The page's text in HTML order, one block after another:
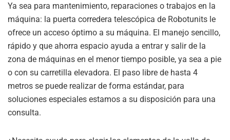
Ya sea para mantenimiento, reparaciones o trabajos en la
máquina: la puerta corredera telescópica de Robotunits le
ofrece un acceso óptimo a su máquina. El manejo sencillo,
rápido y que ahorra espacio ayuda a entrar y salir de la
zona de máquinas en el menor tiempo posible, ya sea a pie
o con su carretilla elevadora. El paso libre de hasta 4
metros se puede realizar de forma estándar, para
soluciones especiales estamos a su disposición para una
consulta.